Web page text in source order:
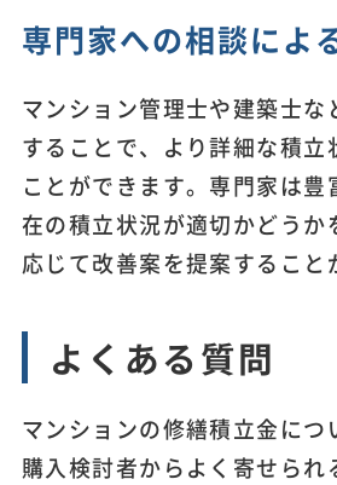
専門家への相談によ
マンション管理士や建築士な
することで、より詳細な積立
ことができます。専門家は
在の積立状況が適切かどうか
応じて改善案を提案すること
よくある質問
マンションの修繕積立金につ
購入検討者からよく寄せられ